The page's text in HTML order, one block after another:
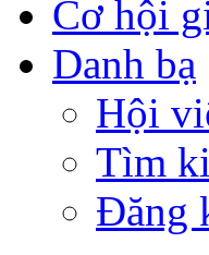
Cơ hội
Danh bạ
Hội
Tìm
Đăng